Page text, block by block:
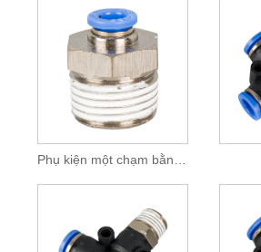
Phụ kiện một chạm bằng kim loại